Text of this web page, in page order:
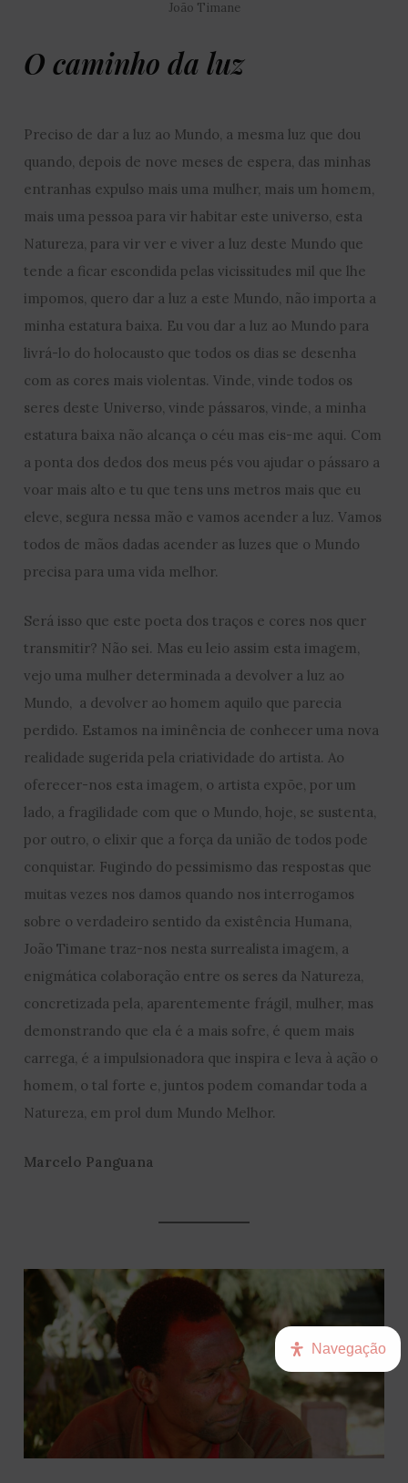
João Timane
O caminho da luz
Preciso de dar a luz ao Mundo, a mesma luz que dou
quando, depois de nove meses de espera, das minhas
entranhas expulso mais uma mulher, mais um homem,
mais uma pessoa para vir habitar este universo, esta
Natureza, para vir ver e viver a luz deste Mundo que
tende a ficar escondida pelas vicissitudes mil que lhe
impomos, quero dar a luz a este Mundo, não importa a
minha estatura baixa. Eu vou dar a luz ao Mundo para
livrá-lo do holocausto que todos os dias se desenha
com as cores mais violentas. Vinde, vinde todos os
seres deste Universo, vinde pássaros, vinde, a minha
estatura baixa não alcança o céu mas eis-me aqui. Com
a ponta dos dedos dos meus pés vou ajudar o pássaro a
voar mais alto e tu que tens uns metros mais que eu
eleve, segura nessa mão e vamos acender a luz. Vamos
todos de mãos dadas acender as luzes que o Mundo
precisa para uma vida melhor.
Será isso que este poeta dos traços e cores nos quer
transmitir? Não sei. Mas eu leio assim esta imagem,
vejo uma mulher determinada a devolver a luz ao
Mundo, a devolver ao homem aquilo que parecia
perdido. Estamos na iminência de conhecer uma nova
realidade sugerida pela criatividade do artista. Ao
oferecer-nos esta imagem, o artista expõe, por um
lado, a fragilidade com que o Mundo, hoje, se sustenta,
por outro, o elixir que a força da união de todos pode
conquistar. Fugindo do pessimismo das respostas que
muitas vezes nos damos quando nos interrogamos
sobre o verdadeiro sentido da existência Humana,
João Timane traz-nos nesta surrealista imagem, a
enigmática colaboração entre os seres da Natureza,
concretizada pela, aparentemente frágil, mulher, mas
demonstrando que ela é a mais sofre, é quem mais
carrega, é a impulsionadora que inspira e leva à ação o
homem, o tal forte e, juntos podem comandar toda a
Natureza, em prol dum Mundo Melhor.
Marcelo Panguana
Navegação